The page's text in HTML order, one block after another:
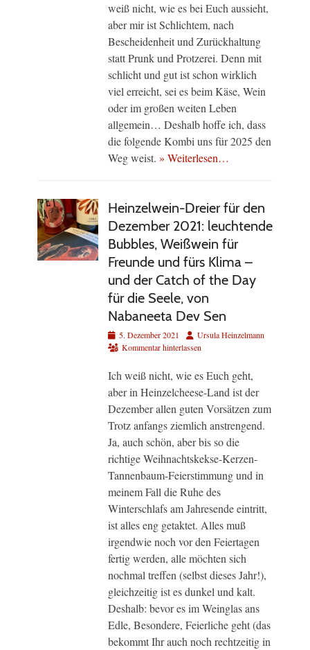
weiß nicht, wie es bei Euch aussieht,
aber mir ist Schlichtem, nach
Bescheidenheit und Zurückhaltung
statt Prunk und Protzerei. Denn mit
schlicht und gut ist schon wirklich
viel erreicht, sei es beim Käse, Wein
oder im großen weiten Leben
allgemein… Deshalb hoffe ich, dass
die folgende Kombi uns für 2025 den
Weg weist. » Weiterlesen…
Heinzelwein-Dreier für den
Dezember 2021: leuchtende
Bubbles, Weißwein für
Freunde und fürs Klima –
und der Catch of the Day
für die Seele, von
Nabaneeta Dev Sen
Veröffentlicht
am
5. Dezember 2021 AutorUrsula Heinzelmann
Kommentar hinterlassen
Ich weiß nicht, wie es Euch geht,
aber in Heinzelcheese-Land ist der
Dezember allen guten Vorsätzen zum
Trotz anfangs ziemlich anstrengend.
Ja, auch schön, aber bis so die
richtige Weihnachtskekse-Kerzen-
Tannenbaum-Feierstimmung und in
meinem Fall die Ruhe des
Winterschlafs am Jahresende eintritt,
ist alles eng getaktet. Alles muß
irgendwie noch vor den Feiertagen
fertig werden, alle möchten sich
nochmal treffen (selbst dieses Jahr!),
gleichzeitig ist es dunkel und kalt.
Deshalb: bevor es im Weinglas ans
Edle, Besondere, Feierliche geht (das
bekommt Ihr auch noch rechtzeitig in